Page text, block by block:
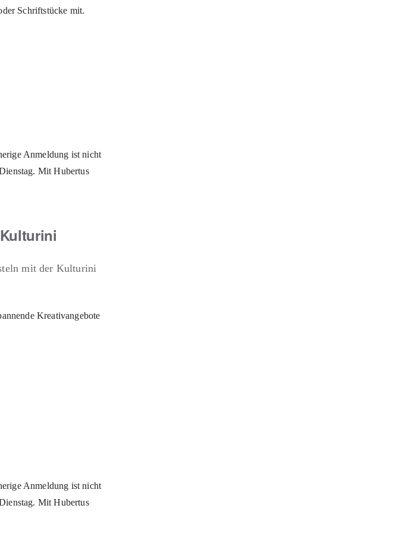
Schriftstücke mit.
Anmeldung ist nicht
Mit Hubertus
mit der Kulturini
Kreativangebote
Anmeldung ist nicht
Mit Hubertus